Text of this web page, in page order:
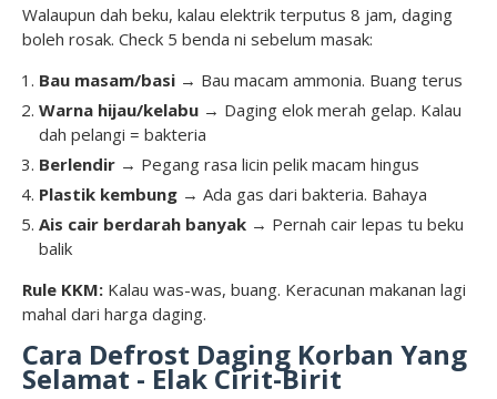
Walaupun dah beku, kalau elektrik terputus 8 jam, daging
boleh rosak. Check 5 benda ni sebelum masak:
Bau masam/basi → Bau macam ammonia. Buang terus
Warna hijau/kelabu → Daging elok merah gelap. Kalau
dah pelangi = bakteria
Berlendir → Pegang rasa licin pelik macam hingus
Plastik kembung → Ada gas dari bakteria. Bahaya
Ais cair berdarah banyak → Pernah cair lepas tu beku
balik
Rule KKM: Kalau was-was, buang. Keracunan makanan lagi
mahal dari harga daging.
Cara Defrost Daging Korban Yang
Selamat - Elak Cirit-Birit